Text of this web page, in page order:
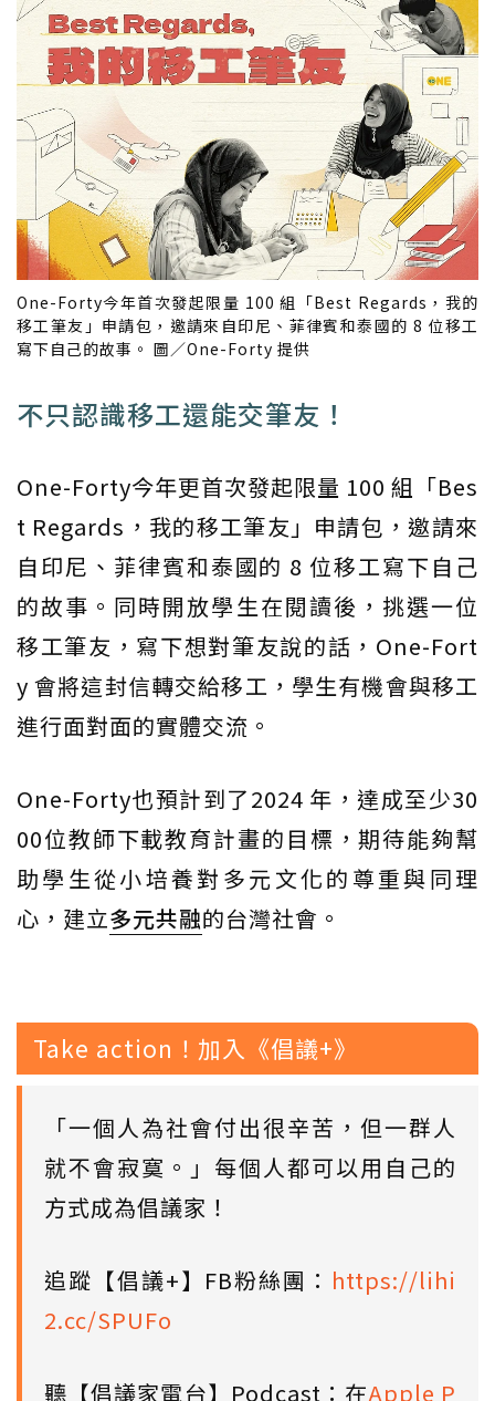
One-Forty今年首次發起限量 100 組「Best Regards，我的
移工筆友」申請包，邀請來自印尼、菲律賓和泰國的 8 位移工
寫下自己的故事。 圖／One-Forty 提供
不只認識移工還能交筆友！
One-Forty今年更首次發起限量 100 組「Bes
t Regards，我的移工筆友」申請包，邀請來
自印尼、菲律賓和泰國的 8 位移工寫下自己
的故事。同時開放學生在閱讀後，挑選一位
移工筆友，寫下想對筆友說的話，One-Fort
y 會將這封信轉交給移工，學生有機會與移工
進行面對面的實體交流。
One-Forty也預計到了2024 年，達成至少30
00位教師下載教育計畫的目標，期待能夠幫
助學生從小培養對多元文化的尊重與同理
心，建立多元共融的台灣社會。
Take action！加入《倡議+》
「一個人為社會付出很辛苦，但一群人
就不會寂寞。」每個人都可以用自己的
方式成為倡議家！
追蹤【倡議+】FB粉絲團： https://lihi
2.cc/SPUFo
聽【倡議家電台】Podcast：在Apple P